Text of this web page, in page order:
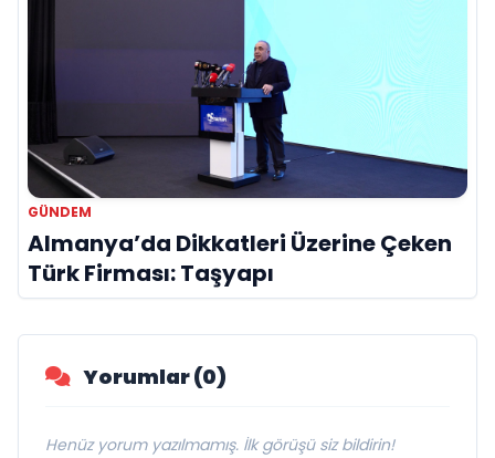
GÜNDEM
Almanya’da Dikkatleri Üzerine Çeken
Türk Firması: Taşyapı
Yorumlar (0)
Henüz yorum yazılmamış. İlk görüşü siz bildirin!